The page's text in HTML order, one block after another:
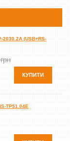
(USB+RS-
КУПИТИ
TP51.04E